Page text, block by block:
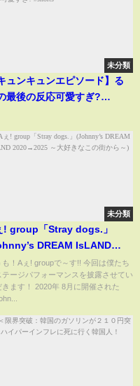
未分類
ュンキュンエピソード】る
最後の反応可愛すぎ?
未分類
! group「Stray dogs.」
DREAM IsLAND
～大好きなこの街か
)
も！Aぇ! groupで～す!! 今回は僕たち
テージパフォーマンスを披露させてい
きます！ 2020年 8月に開催された